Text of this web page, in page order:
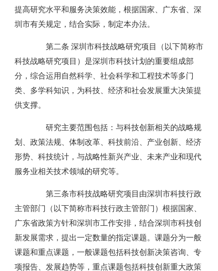
提高研究水平和服务决策效能，根据国家、广东省、深
圳市有关规定，结合实际，制定本办法。
第二条 深圳市科技战略研究项目（以下简称市
科技战略研究项目）是深圳市科技计划的重要组成部
分，综合运用自然科学、社会科学和工程技术等多门
类、多学科知识，为科技、经济和社会发展重大决策提
供支撑。
研究主要范围包括：与科技创新相关的战略规
划、政策法规、体制改革、科技前沿、产业创新、经济
形势、科技统计，与战略性新兴产业、未来产业和现代
服务业相关技术领域的研究等。
第三条市科技战略研究项目由深圳市科技行政
主管部门（以下简称市科技行政主管部门）根据国家、
广东省政策方针和深圳市工作安排，结合深圳市科技创
新发展需求，提出一定数量的指定课题。课题分为一般
课题和重点课题，一般课题包括科技创新决策咨询、专
项报告、发展趋势等，重点课题包括科技创新重大政策